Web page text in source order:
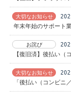
大切なお知らせ
年末年始のサポート
お詫び
【復旧済】後払い（
大切なお知らせ
「後払い（コンビニ